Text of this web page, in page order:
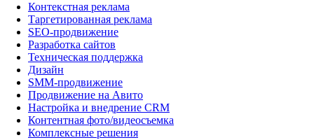
Контекстная реклама
Таргетированная реклама
SEO-продвижение
Разработка сайтов
Техническая поддержка
Дизайн
SMM-продвижение
Продвижение на Авито
Настройка и внедрение CRM
Контентная фото/видеосъемка
Комплексные решения